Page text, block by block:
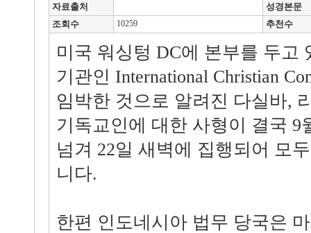
자료출처
성경본문
조회수
10259 추천수
미국 워싱텅 DC에 본부를 두고
기관인 International Christian
임박한 것으로 알려진 다실바,
기독교인에 대한 사형이 결국 9
넘겨 22일 새벽에 집행되어 모
니다.
한편 인도네시아 법무 당국은